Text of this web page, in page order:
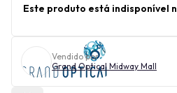
Este produto está indisponível
Vendido por
Grand Optical Midway Mall